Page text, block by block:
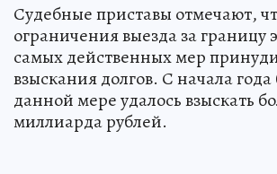
Судебные приставы отмечают,
ограничения выезда за границу
самых действенных мер
взыскания долгов. С начала года
данной мере удалось взыскать
миллиарда рублей.